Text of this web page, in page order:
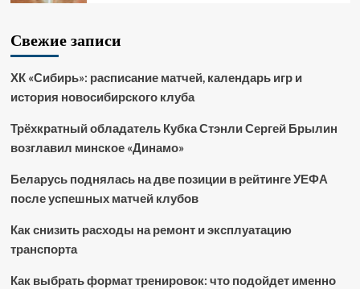
Свежие записи
ХК «Сибирь»: расписание матчей, календарь игр и
история новосибирского клуба
Трёхкратный обладатель Кубка Стэнли Сергей Брылин
возглавил минское «Динамо»
Беларусь поднялась на две позиции в рейтинге УЕФА
после успешных матчей клубов
Как снизить расходы на ремонт и эксплуатацию
транспорта
Как выбрать формат тренировок: что подойдет именно